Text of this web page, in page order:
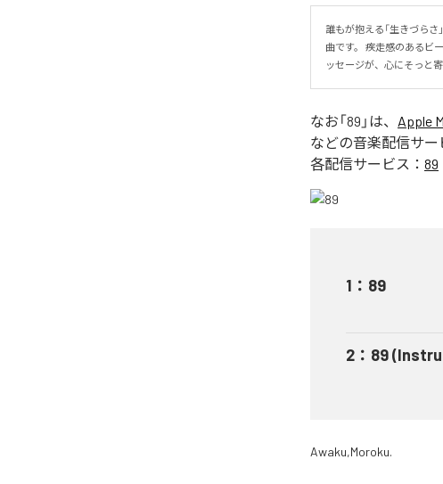
誰もが抱える「生きづら
曲です。 疾走感のあるビ
ッセージが、心にそっと
なお「89 」は、 Apple
などの音楽配信サー
各配信サービス： 89
1 ： 89
2 ： 89
Awaku,Moroku.